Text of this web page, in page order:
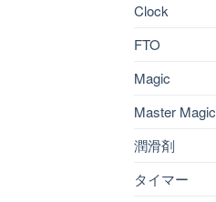
Clock
FTO
Magic
Master Magic
潤滑剤
タイマー